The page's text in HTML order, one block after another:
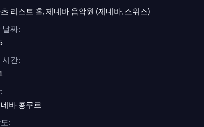
Divertimento in E-flat Major for String
리스트 홀, 제네바 음악원 (제네바, 스위스)
날짜:
시간:
바 콩쿠르
: